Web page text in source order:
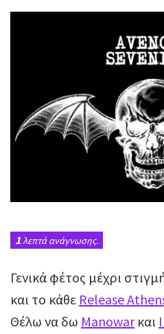
1λεπτά ανάγνωσης.
Γενικά φέτος μέχρι
και το κάθε Release
Θέλω να δω Manowarκαι